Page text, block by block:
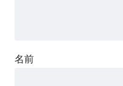
名前